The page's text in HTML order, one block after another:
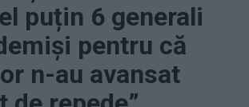
puțin 6 generali
pentru că
n-au avansat